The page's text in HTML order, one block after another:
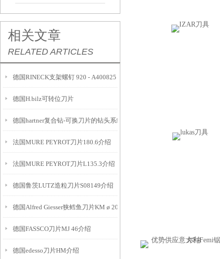
相关文章
RELATED ARTICLES
德国RINECK支架螺钉 920 - A400825
德国H.bilz可转位刀片
德国hartner复合钻-可换刀片的钻头系统
法国MURE PEYROT刀片180.6介绍
法国MURE PEYROT刀片L135.3介绍
德国鲁茨LUTZ造粒刀片S08149介绍
德国Alfred Giesser狭鳕鱼刀片KM ø 200 mm介绍
德国FASSCO刀片MJ 46介绍
德国edesso刀片HM介绍